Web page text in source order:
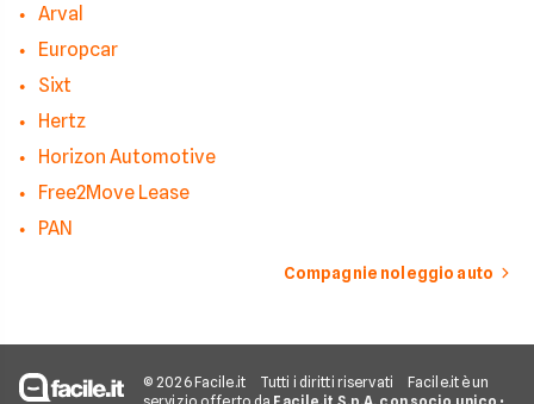
Arval
Europcar
Sixt
Hertz
Horizon Automotive
Free2Move Lease
PAN
Compagnie noleggio auto
© 2026 Facile.it Tutti i diritti riservati
Facile.it è un